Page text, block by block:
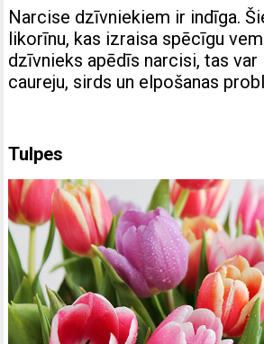
Narcise dzīvniekiem ir indīga.
likorīnu, kas izraisa spēcīgu
dzīvnieks apēdīs narcisi, tas
caureju, sirds un elpošanas
Tulpes